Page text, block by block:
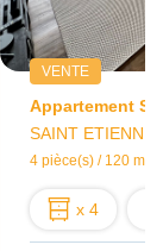
VENTE
SAINT ETIENNE
4 pièce(s) / 120 m²
x 4